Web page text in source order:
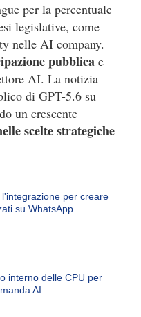
per la percentuale
legislative, come
nelle AI company.
pubblica e
AI. La notizia
di GPT-5.6 su
un crescente
scelte strategiche
per creare
su WhatsApp
interno delle CPU per
AI